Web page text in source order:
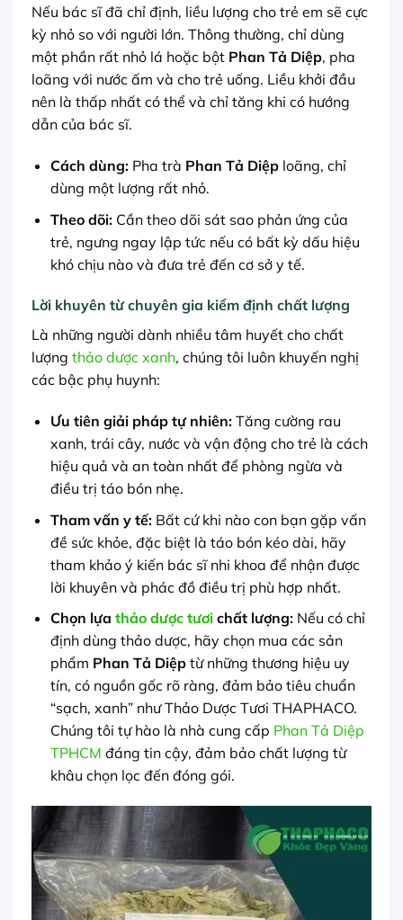
Nếu bác sĩ đã chỉ định, liều lượng cho trẻ em sẽ cực
kỳ nhỏ so với người lớn. Thông thường, chỉ dùng
một phần rất nhỏ lá hoặc bột Phan Tả Diệp, pha
loãng với nước ấm và cho trẻ uống. Liều khởi đầu
nên là thấp nhất có thể và chỉ tăng khi có hướng
dẫn của bác sĩ.
Cách dùng:Pha trà Phan Tả Diệploãng, chỉ
dùng một lượng rất nhỏ.
Theo dõi:Cần theo dõi sát sao phản ứng của
trẻ, ngưng ngay lập tức nếu có bất kỳ dấu hiệu
khó chịu nào và đưa trẻ đến cơ sở y tế.
Lời khuyên từ chuyên gia kiểm định chất lượng
Là những người dành nhiều tâm huyết cho chất
lượng thảo dược xanh, chúng tôi luôn khuyến nghị
các bậc phụ huynh:
Ưu tiên giải pháp tự nhiên:Tăng cường rau
xanh, trái cây, nước và vận động cho trẻ là cách
hiệu quả và an toàn nhất để phòng ngừa và
điều trị táo bón nhẹ.
Tham vấn y tế:Bất cứ khi nào con bạn gặp vấn
đề sức khỏe, đặc biệt là táo bón kéo dài, hãy
tham khảo ý kiến bác sĩ nhi khoa để nhận được
lời khuyên và phác đồ điều trị phù hợp nhất.
Chọn lựa thảo dược tươichất lượng:Nếu có chỉ
định dùng thảo dược, hãy chọn mua các sản
phẩm Phan Tả Diệptừ những thương hiệu uy
tín, có nguồn gốc rõ ràng, đảm bảo tiêu chuẩn
“sạch, xanh” như Thảo Dược Tươi THAPHACO.
Chúng tôi tự hào là nhà cung cấp Phan Tả Diệp
TPHCM đáng tin cậy, đảm bảo chất lượng từ
khâu chọn lọc đến đóng gói.